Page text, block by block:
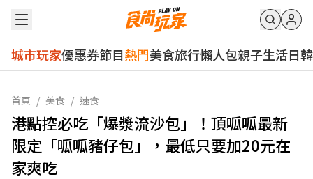
城市玩家優惠券節目熱門美食旅行懶人包親子生活日韓
首頁 / 美食 / 速食
港點控必吃「爆漿流沙包」！頂呱呱最新
限定「呱呱豬仔包」，最低只要加20元在
家爽吃